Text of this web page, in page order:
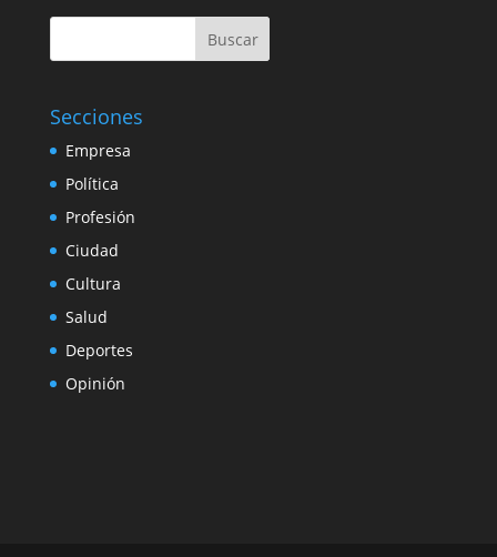
Buscar
Secciones
Empresa
Política
Profesión
Ciudad
Cultura
Salud
Deportes
Opinión